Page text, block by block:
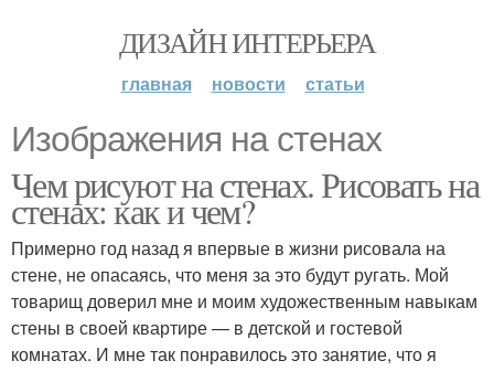
ДИЗАЙН ИНТЕРЬЕРА
главная новости статьи
Изображения на стенах
Чем рисуют на стенах. Рисовать на
стенах: как и чем?
Примерно год назад я впервые в жизни рисовала на
стене, не опасаясь, что меня за это будут ругать. Мой
товарищ доверил мне и моим художественным навыкам
стены в своей квартире — в детской и гостевой
комнатах. И мне так понравилось это занятие, что я